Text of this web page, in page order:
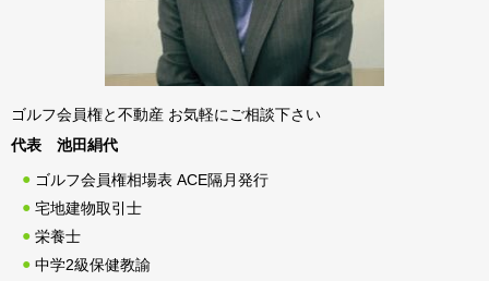
ゴルフ会員権と不動産 お気軽にご相談下さい
代表 池田絹代
ゴルフ会員権相場表 ACE隔月発行
宅地建物取引士
栄養士
中学2級保健教諭